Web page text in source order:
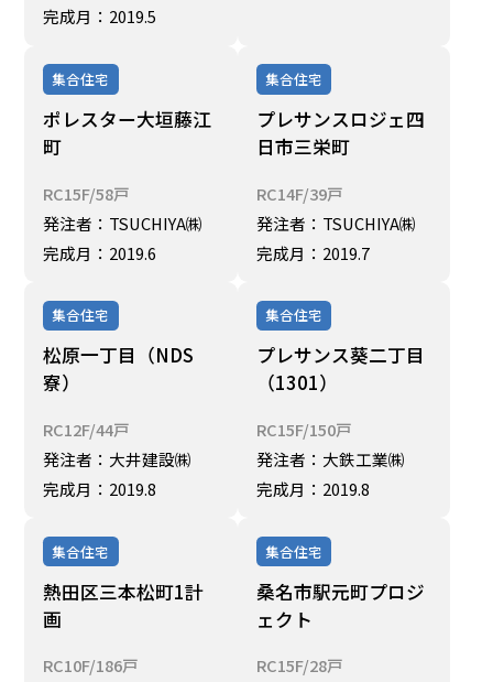
完成月：2019.5
集合住宅
ポレスター大垣藤江
町
RC15F/58戸
発注者：TSUCHIYA㈱
完成月：2019.6
集合住宅
プレサンスロジェ四
日市三栄町
RC14F/39戸
発注者：TSUCHIYA㈱
完成月：2019.7
集合住宅
松原一丁目（NDS
寮）
RC12F/44戸
発注者：大井建設㈱
完成月：2019.8
集合住宅
プレサンス葵二丁目
（1301）
RC15F/150戸
発注者：大鉄工業㈱
完成月：2019.8
集合住宅
熱田区三本松町1計
画
RC10F/186戸
集合住宅
桑名市駅元町プロジ
ェクト
RC15F/28戸